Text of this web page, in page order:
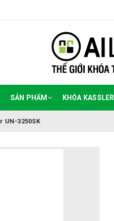
SẢN PHẨM KHÓA KASSLER
UN-3250SK